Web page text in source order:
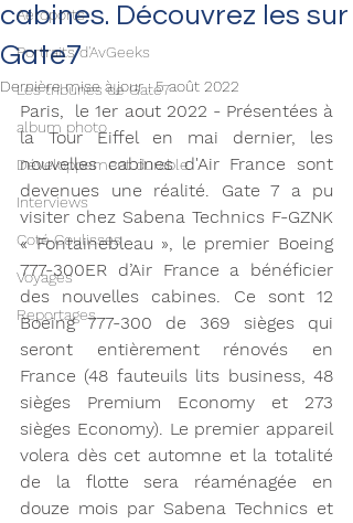
Aéroports
Portraits d'AvGeeks
Les tribunes de Gate7
album photo
Développement durable
Interviews
Coté Coulisses
Voyages
Reportages
cabines. Découvrez les sur
Gate7
Dernière mise à jour :5 août 2022
Paris,  le 1er aout 2022 - Présentées à
la Tour Eiffel en mai dernier, les
nouvelles cabines d'Air France sont
devenues une réalité. Gate 7 a pu
visiter chez Sabena Technics F-GZNK
« Fontainebleau », le premier Boeing
777-300ER d’Air France a bénéficier
des nouvelles cabines. Ce sont 12
Boeing 777-300 de 369 sièges qui
seront entièrement rénovés en
France (48 fauteuils lits business, 48
sièges Premium Economy et 273
sièges Economy). Le premier appareil
volera dès cet automne et la totalité
de la flotte sera réaménagée en
douze mois par Sabena Technics et